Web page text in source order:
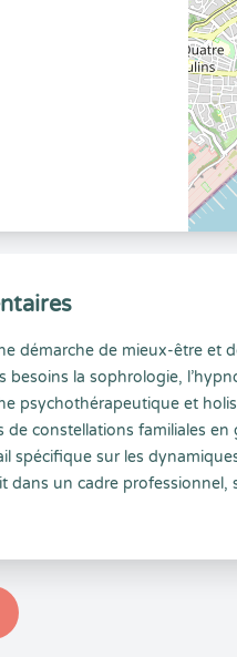
démarche de mieux-être et
besoins la sophrologie,
psychothérapeutique et
de constellations familiales
spécifique sur les
dans un cadre